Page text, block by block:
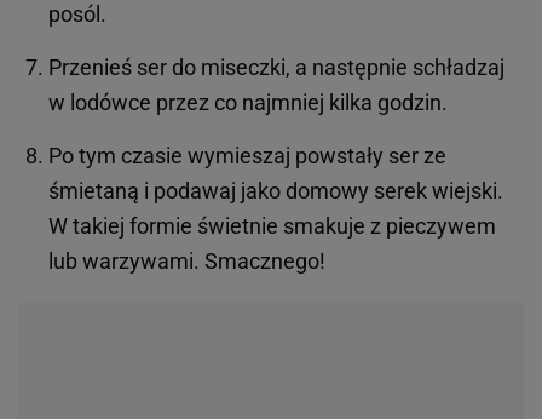
posól.
Przenieś ser do miseczki, a następnie schładzaj
w lodówce przez co najmniej kilka godzin.
Po tym czasie wymieszaj powstały ser ze
śmietaną i podawaj jako domowy serek wiejski.
W takiej formie świetnie smakuje z pieczywem
lub warzywami. Smacznego!